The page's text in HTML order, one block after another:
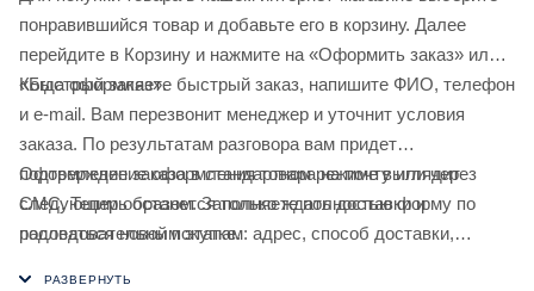
понравившийся товар и добавьте его в корзину. Далее
перейдите в Корзину и нажмите на «Оформить заказ» или
«Быстрый заказ».
Когда оформляете быстрый заказ, напишите ФИО, телефон
и e-mail. Вам перезвонит менеджер и уточнит условия
заказа. По результатам разговора вам придет
подтверждение оформления товара на почту или через
СМС. Теперь останется только ждать доставки и
радоваться новой покупке.
Оформление заказа в стандартном режиме выглядит
следующим образом. Заполняете полностью форму по
последовательным этапам: адрес, способ доставки,